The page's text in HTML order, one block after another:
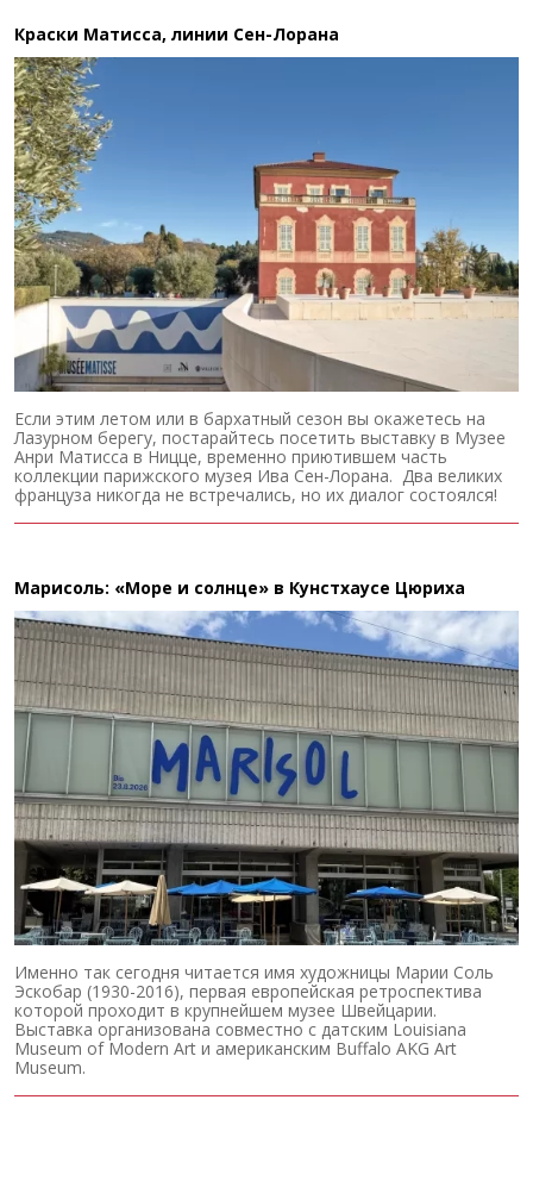
Краски Матисса, линии Сен-Лорана
Если этим летом или в бархатный сезон вы окажетесь на
Лазурном берегу, постарайтесь посетить выставку в Музее
Анри Матисса в Ницце, временно приютившем часть
коллекции парижского музея Ива Сен-Лорана. Два великих
француза никогда не встречались, но их диалог состоялся!
Марисоль: «Море и солнце» в Кунстхаусе Цюриха
Именно так сегодня читается имя художницы Марии Соль
Эскобар (1930-2016), первая европейская ретроспектива
которой проходит в крупнейшем музее Швейцарии.
Выставка организована совместно с датским Louisiana
Museum of Modern Art и американским Buffalo AKG Art
Museum.